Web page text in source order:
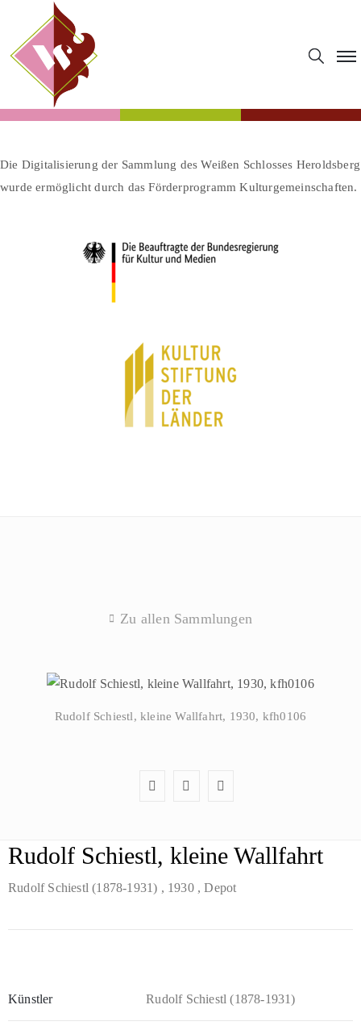
Die Digitalisierung der Sammlung des Weißen Schlosses Heroldsberg
wurde ermöglicht durch das Förderprogramm Kulturgemeinschaften.
Zu allen Sammlungen
Rudolf Schiestl, kleine Wallfahrt, 1930, kfh0106
Rudolf Schiestl, kleine Wallfahrt
Rudolf Schiestl (1878-1931) , 1930 , Depot
Künstler Rudolf Schiestl (1878-1931)